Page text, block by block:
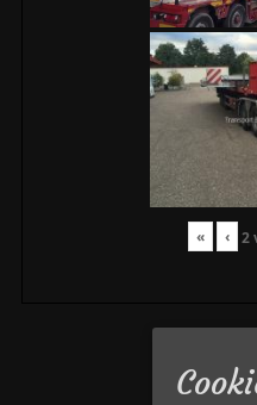
« ‹ 2